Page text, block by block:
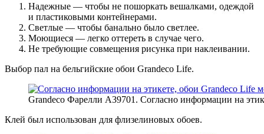
Надежные — чтобы не пошоркать вешалками, одеждой
и пластиковыми контейнерами.
Светлые — чтобы банально было светлее.
Моющиеся — легко оттереть в случае чего.
Не требующие совмещения рисунка при наклеивании.
Выбор пал на бельгийские обои Grandeco Life.
Grandeco Фарелли A39701. Согласно информации на
Клей был использован для флизелиновых обоев.